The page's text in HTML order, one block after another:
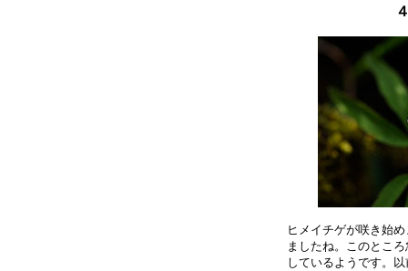
ヒメイチゲが咲き始
ましたね。このとこ
しているようです。